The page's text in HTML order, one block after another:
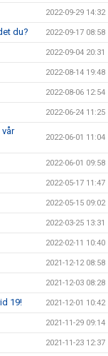
2022-09-29 14:32
du? 2022-09-17 08:58
2022-09-04 20:31
2022-08-14 19:48
2022-08-06 12:54
2022-06-24 11:25
2022-06-01 11:04
2022-06-01 09:58
2022-05-17 11:47
2022-05-15 09:02
2022-03-25 13:31
2022-02-11 10:40
2021-12-12 08:58
2021-12-03 08:28
19! 2021-12-01 10:42
2021-11-29 09:14
2021-11-23 12:37